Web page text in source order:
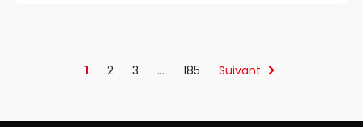
1 2 3 … 185 Suivant